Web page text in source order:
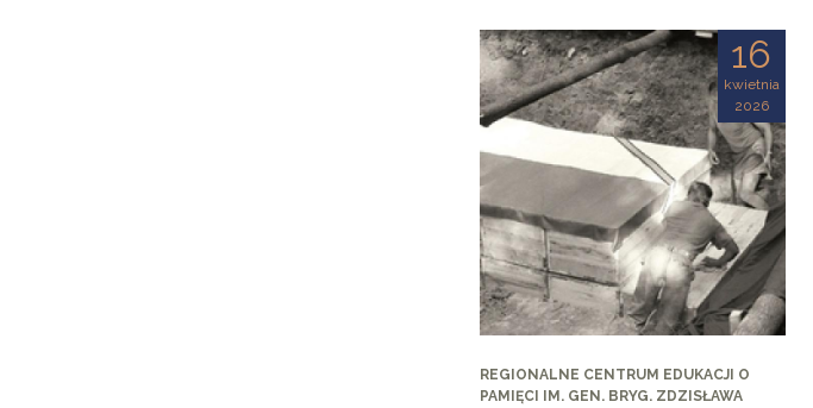
16
kwietnia
2026
REGIONALNE CENTRUM EDUKACJI O
PAMIĘCI IM. GEN. BRYG. ZDZISŁAWA